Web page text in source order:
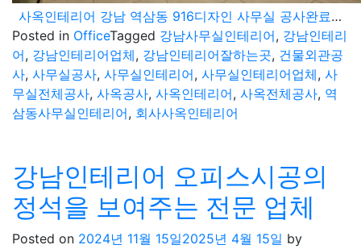
사옥인테리어 강남 역삼동 916디자인 사무실 공사완료 현장
Posted in OfficeTagged 강남사무실인테리어, 강남인테리
어, 강남인테리어업체, 강남인테리어잘하는곳, 건물외관공
사, 사무실공사, 사무실인테리어, 사무실인테리어업체, 사
무실전체공사, 사옥공사, 사옥인테리어, 사옥전체공사, 역
삼동사무실인테리어, 회사사옥인테리어
강남인테리어 오피스시공의
정석을 보여주는 전문 업체
Posted on 2024년 11월 15일2025년 4월 15일 by